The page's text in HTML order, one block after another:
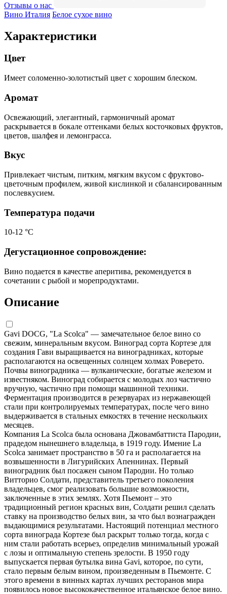
Отзывы о нас
Вино Италия Белое сухое вино
Характеристики
Цвет
Имеет соломенно-золотистый цвет с хорошим блеском.
Аромат
Освежающий, элегантный, гармоничный аромат
раскрывается в бокале оттенками белых косточковых фруктов,
цветов, шалфея и лемонграсса.
Вкус
Привлекает чистым, питким, мягким вкусом с фруктово-
цветочным профилем, живой кислинкой и сбалансированным
послевкусием.
Температура подачи
10-12 °С
Дегустационное сопровождение:
Вино подается в качестве аперитива, рекомендуется в
сочетании с рыбой и морепродуктами.
Описание
Gavi DOCG, "La Scolca" — замечательное белое вино со
свежим, минеральным вкусом. Виноград сорта Кортезе для
создания Гави выращивается на виноградниках, которые
располагаются на освещенных солнцем холмах Роверето.
Почвы виноградника — вулканические, богатые железом и
известняком. Виноград собирается с молодых лоз частично
вручную, частично при помощи машинной техники.
Ферментация производится в резервуарах из нержавеющей
стали при контролируемых температурах, после чего вино
выдерживается в стальных емкостях в течение нескольких
месяцев.
Компания La Scolca была основана Джовамбаттиста Пародии,
прадедом нынешнего владельца, в 1919 году. Имение La
Scolca занимает пространство в 50 га и располагается на
возвышенности в Лигурийских Апеннинах. Первый
виноградник был посажен сыном Пародии. Но только
Витторио Солдати, представитель третьего поколения
владельцев, смог реализовать большие возможности,
заключенные в этих землях. Хотя Пьемонт – это
традиционный регион красных вин, Солдати решил сделать
ставку на производство белых вин, за что был вознагражден
выдающимися результатами. Настоящий потенциал местного
сорта винограда Кортезе был раскрыт только тогда, когда с
ним стали работать всерьез, определив минимальный урожай
с лозы и оптимальную степень зрелости. В 1950 году
выпускается первая бутылка вина Gavi, которое, по сути,
стало первым белым вином, произведенным в Пьемонте. С
этого времени в винных картах лучших ресторанов мира
появилось новое высококачественное итальянское белое вино.